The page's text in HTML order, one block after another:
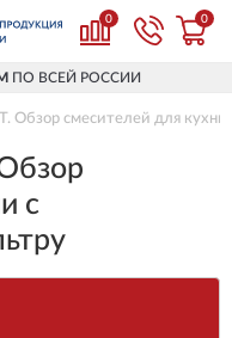
0 0
РОССИИ
Обзор смесителей для
с